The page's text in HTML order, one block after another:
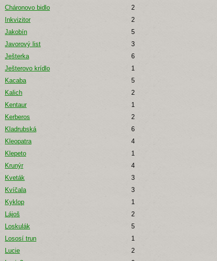
Cháronovo bidlo
2
Inkvizitor
2
Jakobín
5
Javorový list
3
Ješterka
6
Ješterovo krídlo
1
Kacaba
5
Kalich
2
Kentaur
1
Kerberos
2
Kladrubská
6
Kleopatra
4
Klepeto
1
Krunýr
4
Kveták
3
Kvíčala
3
Kyklop
1
Lájoš
2
Loskulák
5
Lososí trun
1
Lucie
2